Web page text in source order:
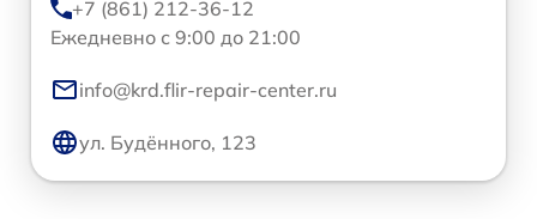
+7 (861) 212-36-12
Ежедневно с 9:00 до 21:00
info@krd.flir-repair-center.ru
ул. Будённого, 123